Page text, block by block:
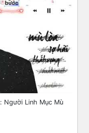
Người Linh Mục Mù